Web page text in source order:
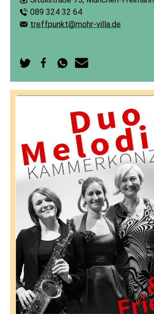
Telefon:
089 324 32 64
E-Mail:
treffpunkt@mohr-villa.de
TwitterFacebookWhatsApp
E-
senden